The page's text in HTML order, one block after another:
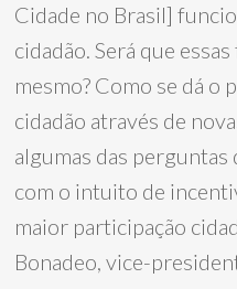
Cidade no Brasil]
cidadão. Será que
mesmo? Como se dá o
cidadão através de
algumas das
com o intuito de
maior participação
Bonadeo, vice-